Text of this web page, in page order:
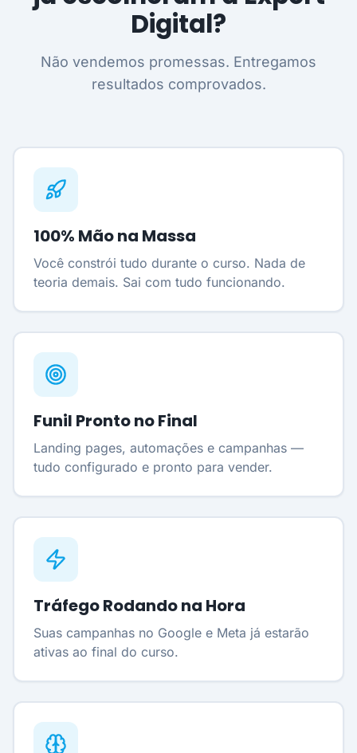
Digital?
Não vendemos promessas. Entregamos
resultados comprovados.
100% Mão na Massa
Você constrói tudo durante o curso. Nada de
teoria demais. Sai com tudo funcionando.
Funil Pronto no Final
Landing pages, automações e campanhas —
tudo configurado e pronto para vender.
Tráfego Rodando na Hora
Suas campanhas no Google e Meta já estarão
ativas ao final do curso.